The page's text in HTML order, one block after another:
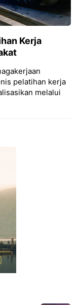
Kerja
pelatihan kerja
melalui